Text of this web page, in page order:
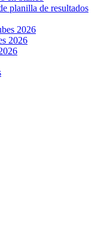
planilla de resultados
2026
2026